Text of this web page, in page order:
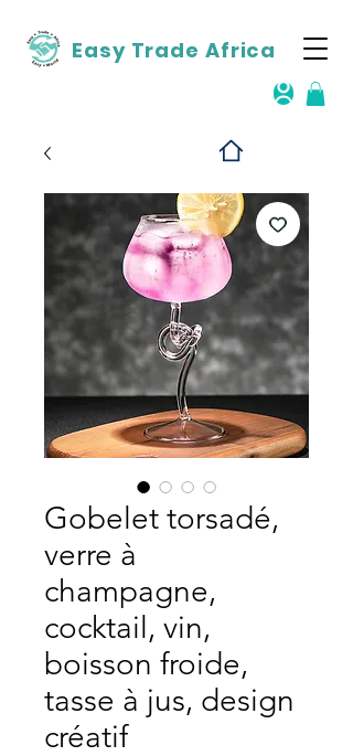
Easy Trade Africa
Gobelet torsadé,
verre à
champagne,
cocktail, vin,
boisson froide,
tasse à jus, design
créatif